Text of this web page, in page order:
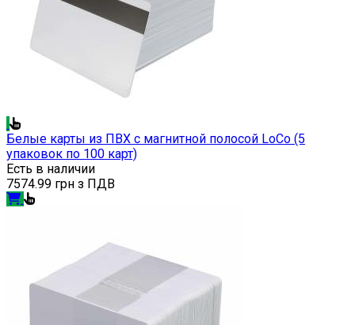
Белые карты из ПВХ с магнитной полосой LoCo (5
упаковок по 100 карт)
Есть в наличии
7574.99 грн з ПДВ